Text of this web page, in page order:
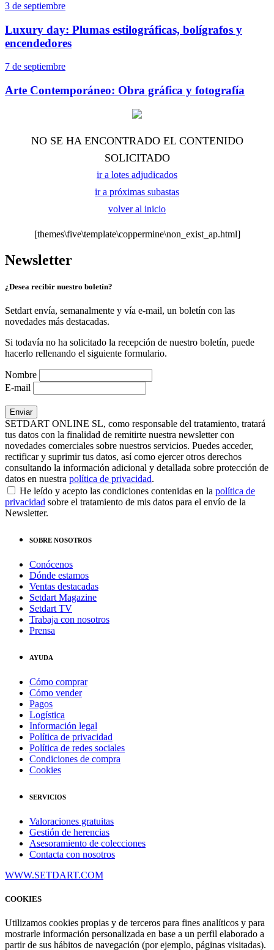
3 de septiembre
Luxury day: Plumas estilográficas, bolígrafos y
encendedores
7 de septiembre
Arte Contemporáneo: Obra gráfica y fotografía
NO SE HA ENCONTRADO EL CONTENIDO
SOLICITADO
ir a lotes adjudicados
ir a próximas subastas
volver al inicio
[themes\five\template\coppermine\non_exist_ap.html]
Newsletter
¿Desea recibir nuestro boletín?
Setdart envía, semanalmente y vía e-mail, un boletín con las
novedades más destacadas.
Si todavía no ha solicitado la recepción de nuestro boletín, puede
hacerlo rellenando el siguiente formulario.
Nombre
E-mail
SETDART ONLINE SL, como responsable del tratamiento, tratará
tus datos con la finalidad de remitirte nuestra newsletter con
novedades comerciales sobre nuestros servicios. Puedes acceder,
rectificar y suprimir tus datos, así como ejercer otros derechos
consultando la información adicional y detallada sobre protección de
datos en nuestra política de privacidad.
He leído y acepto las condiciones contenidas en la política de
privacidad sobre el tratamiento de mis datos para el envío de la
Newsletter.
SOBRE NOSOTROS
Conócenos
Dónde estamos
Ventas destacadas
Setdart Magazine
Setdart TV
Trabaja con nosotros
Prensa
AYUDA
Cómo comprar
Cómo vender
Pagos
Logística
Información legal
Política de privacidad
Política de redes sociales
Condiciones de compra
Cookies
SERVICIOS
Valoraciones gratuitas
Gestión de herencias
Asesoramiento de colecciones
Contacta con nosotros
WWW.SETDART.COM
COOKIES
Utilizamos cookies propias y de terceros para fines analíticos y para
mostrarle información personalizada en base a un perfil elaborado a
partir de sus hábitos de navegación (por ejemplo, páginas visitadas).